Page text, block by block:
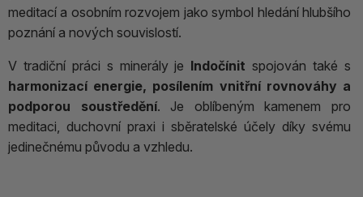
meditací a osobním rozvojem jako symbol hledání hlubšího
poznání a nových souvislostí.
V tradiční práci s minerály je Indočínit spojován také s
harmonizací energie, posílením vnitřní rovnováhy a
podporou soustředění. Je oblíbeným kamenem pro
meditaci, duchovní praxi i sběratelské účely díky svému
jedinečnému původu a vzhledu.